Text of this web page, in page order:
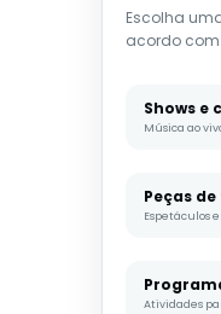
Escolha
acordo com
Shows e
Música ao
Peças
Espetáculos
Atividades